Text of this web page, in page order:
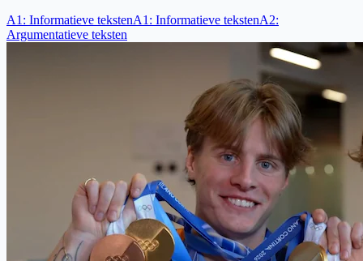
A1 : Informatieve tekstenA1 : Informatieve tekstenA2:
Argumentatieve teksten